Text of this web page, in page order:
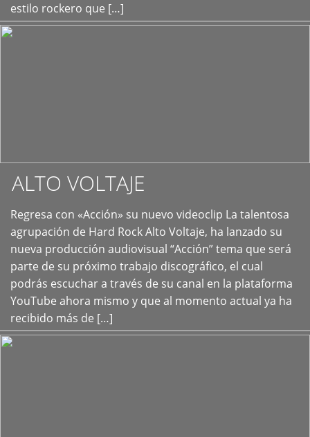
estilo rockero que […]
ALTO VOLTAJE
Regresa con «Acción» su nuevo videoclip La talentosa
agrupación de Hard Rock Alto Voltaje, ha lanzado su
nueva producción audiovisual “Acción” tema que será
parte de su próximo trabajo discográfico, el cual
podrás escuchar a través de su canal en la plataforma
YouTube ahora mismo y que al momento actual ya ha
recibido más de […]
+